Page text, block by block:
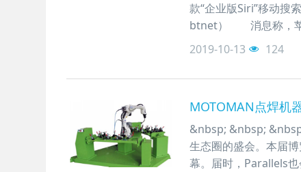
款“企业版Siri”移动
btnet） 消息称，苹
2019-10-13
124
MOTOMAN点焊机
&nbsp; &nbsp;
生态圈的盛会。本届
幕。届时，Parallels